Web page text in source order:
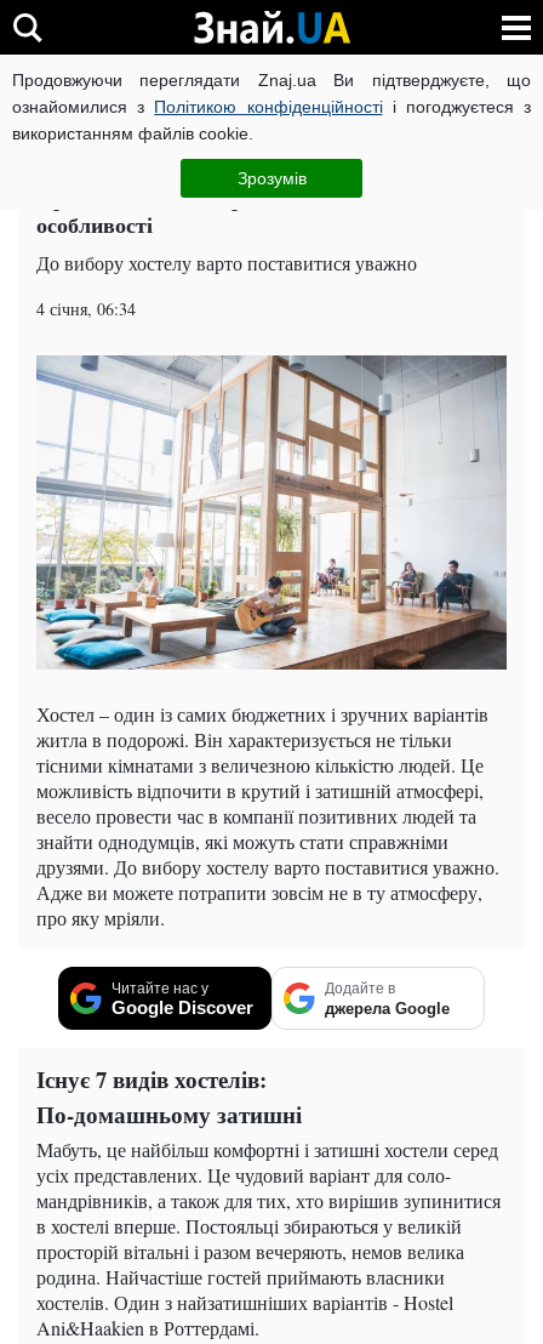
Продовжуючи переглядати Znaj.ua Ви підтверджуєте, що
ознайомилися з Політикою конфіденційностіі погоджуєтеся з
використанням файлів cookie.
Зрозумів
ВІЙНА РОСІЇ ПРОТИ УКРАЇНИ КОРОНАВІРУС В УКРАЇНІ
Подорожі ЧИТАТЬ НА РУССКОМ
Проживання в подорожі: 7 видів хостелів і їх
особливості
До вибору хостелу варто поставитися уважно
4 січня, 06:34
Хостел – один із самих бюджетних і зручних варіантів
житла в подорожі. Він характеризується не тільки
тісними кімнатами з величезною кількістю людей. Це
можливість відпочити в крутий і затишній атмосфері,
весело провести час в компанії позитивних людей та
знайти однодумців, які можуть стати справжніми
друзями. До вибору хостелу варто поставитися уважно.
Адже ви можете потрапити зовсім не в ту атмосферу,
про яку мріяли.
Читайте нас у
Google Discover
Додайте в
джерела Google
Існує 7 видів хостелів:
По-домашньому затишні
Мабуть, це найбільш комфортні і затишні хостели серед
усіх представлених. Це чудовий варіант для соло-
мандрівників, а також для тих, хто вирішив зупинитися
в хостелі вперше. Постояльці збираються у великій
просторій вітальні і разом вечеряють, немов велика
родина. Найчастіше гостей приймають власники
хостелів. Один з найзатишніших варіантів - Hostel
Ani&Haakien в Роттердамі.